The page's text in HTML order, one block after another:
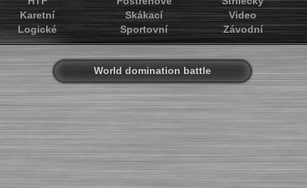
Karetní
Logické
Skákací
Sportovní
Video
Závodní
World domination battle